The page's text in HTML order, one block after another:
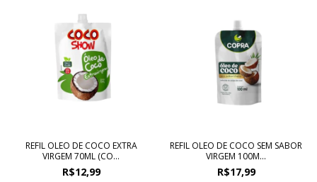
REFIL OLEO DE COCO EXTRA
VIRGEM 70ML (CO...
R$12,99
REFIL OLEO DE COCO SEM SABOR
VIRGEM 100M...
R$17,99